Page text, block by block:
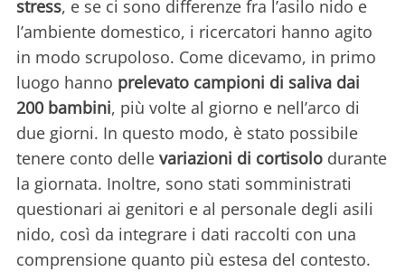
stress, e se ci sono differenze fra l’asilo nido e
l’ambiente domestico, i ricercatori hanno agito
in modo scrupoloso. Come dicevamo, in primo
luogo hanno prelevato campioni di saliva dai
200 bambini, più volte al giorno e nell’arco di
due giorni. In questo modo, è stato possibile
tenere conto delle variazioni di cortisolo durante
la giornata. Inoltre, sono stati somministrati
questionari ai genitori e al personale degli asili
nido, così da integrare i dati raccolti con una
comprensione quanto più estesa del contesto.